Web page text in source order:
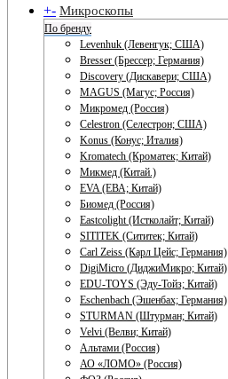
+- Микроскопы
По бренду
Levenhuk (Левенгук; США)
Bresser (Брессер; Германия)
Discovery (Дискавери; США)
MAGUS (Магус; Россия)
Микромед (Россия)
Celestron (Селестрон; США)
Konus (Конус; Италия)
Kromatech (Кроматек; Китай)
Микмед (Китай.)
EVA (ЕВА; Китай)
Биомед (Россия)
Eastcolight (Истколайт; Китай)
SITITEK (Сититек; Китай)
Carl Zeiss (Карл Цейс; Германия)
DigiMicro (ДиджиМикро; Китай)
EDU-TOYS (Эду-Тойз; Китай)
Eschenbach (Эшенбах; Германия)
STURMAN (Штурман; Китай)
Velvi (Велви; Китай)
Альтами (Россия)
АО «ЛОМО» (Россия)